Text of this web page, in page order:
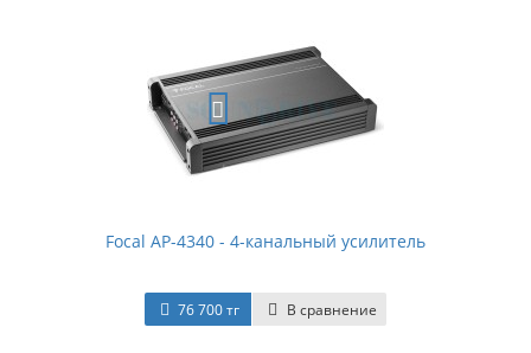
Focal AP-4340 - 4-канальный усилитель
76 700 тг В сравнение